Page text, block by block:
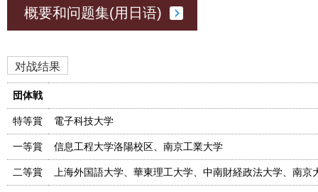
概要和问题集(用日语)
对战结果
団体戦
特等賞 電子科技大学
一等賞 信息工程大学洛陽校区、南京工業大学
二等賞 上海外国語大学、華東理工大学、中南財経政法大学、南京